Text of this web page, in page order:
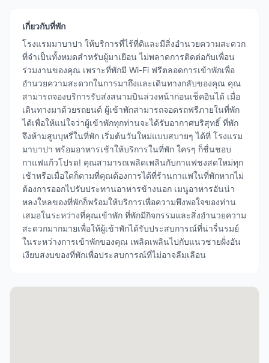
เกี่ยวกับที่พัก
โรงแรมมาบาปา ให้บริการที่ไร้ที่ติและมีสิ่งอำนวยความสะดวก
ที่จำเป็นทั้งหมดสำหรับผู้มาเยือน ไม่พลาดการติดต่อกับเพื่อน
ร่วมงานของคุณ เพราะที่พักมี Wi-Fi ฟรีตลอดการเข้าพักเพื่อ
อำนวยความสะดวกในการมาถึงและเดินทางกลับของคุณ คุณ
สามารถจองบริการรับส่งสนามบินล่วงหน้าก่อนเช็คอินได้ เมื่อ
เดินทางมาด้วยรถยนต์ ผู้เข้าพักสามารถจอดรถฟรีภายในที่พัก
ได้เพื่อให้แน่ใจว่าผู้เข้าพักทุกท่านจะได้รับอากาศบริสุทธิ์ ที่พัก
จึงห้ามสูบบุหรี่ในที่พัก เริ่มต้นวันใหม่แบบสบายๆ ได้ที่ โรงแรม
มาบาปา พร้อมอาหารเช้าให้บริการในที่พัก ใครๆ ก็ชื่นชอบ
กาแฟแก้วโปรด! คุณสามารถเพลิดเพลินกับกาแฟชงสดใหม่ทุก
เช้าหรือเมื่อใดก็ตามที่คุณต้องการได้ที่ร้านกาแฟในที่พักหากไม่
ต้องการออกไปรับประทานอาหารข้างนอก เมนูอาหารอันน่า
หลงใหลของที่พักก็พร้อมให้บริการเพื่อความพึงพอใจของท่าน
เสมอในระหว่างที่คุณเข้าพัก ที่พักมีกิจกรรมและสิ่งอำนวยความ
สะดวกมากมายเพื่อให้ผู้เข้าพักได้รับประสบการณ์ที่น่ารื่นรมย์
ในระหว่างการเข้าพักของคุณ เพลิดเพลินไปกับแนวชายฝั่งอัน
เงียบสงบของที่พักเพื่อประสบการณ์ที่ไม่อาจลืมเลือน